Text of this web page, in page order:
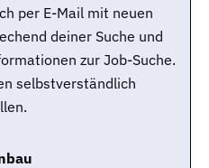
per E-Mail mit neuen
deiner Suche und
zur Job-Suche.
selbstverständlich